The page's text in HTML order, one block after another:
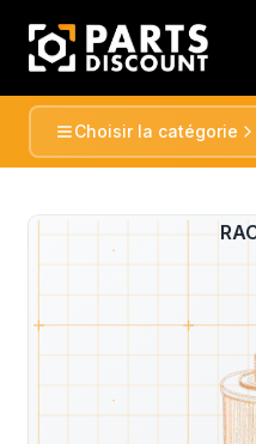
Choisir la catégorie